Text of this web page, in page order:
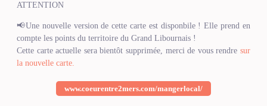
ATTENTION
📢Une nouvelle version de cette carte est disponbile ! Elle prend en
compte les points du territoire du Grand Libournais !
Cette carte actuelle sera bientôt supprimée, merci de vous rendre sur
la nouvelle carte.
www.coeurentre2mers.com/mangerlocal/